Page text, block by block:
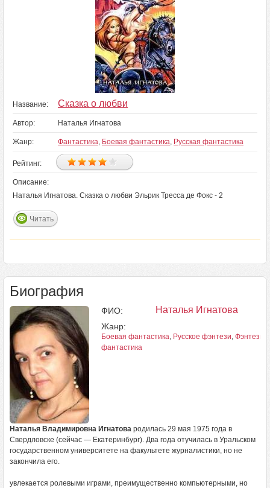
Название: Сказка о любви
Автор: Наталья Игнатова
Жанр: Фантастика, Боевая фантастика, Русская фантастика
Рейтинг:
Описание:
Наталья Игнатова. Сказка о любви Эльрик Тресса де Фокс - 2
Читать
Биография
ФИО: Наталья Игнатова
Жанр:
Боевая фантастика, Русское фэнтези, Фэнтези
фантастика
Наталья Владимировна Игнатова родилась 29 мая 1975 года в
Свердловске (сейчас — Екатеринбург). Два года отучилась в Уральском
государственном университете на факультете журналистики, но не
закончила его.
увлекается ролевыми играми, преимущественно компьютерными, но